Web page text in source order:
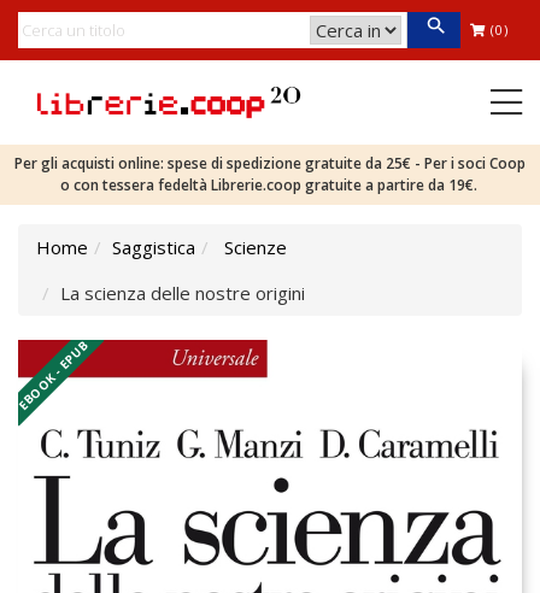
(0)
Per gli acquisti online: spese di spedizione gratuite da 25€ - Per i soci Coop
o con tessera fedeltà Librerie.coop gratuite a partire da 19€.
Home Saggistica
Scienze
La scienza delle nostre origini
EBOOK - EPUB